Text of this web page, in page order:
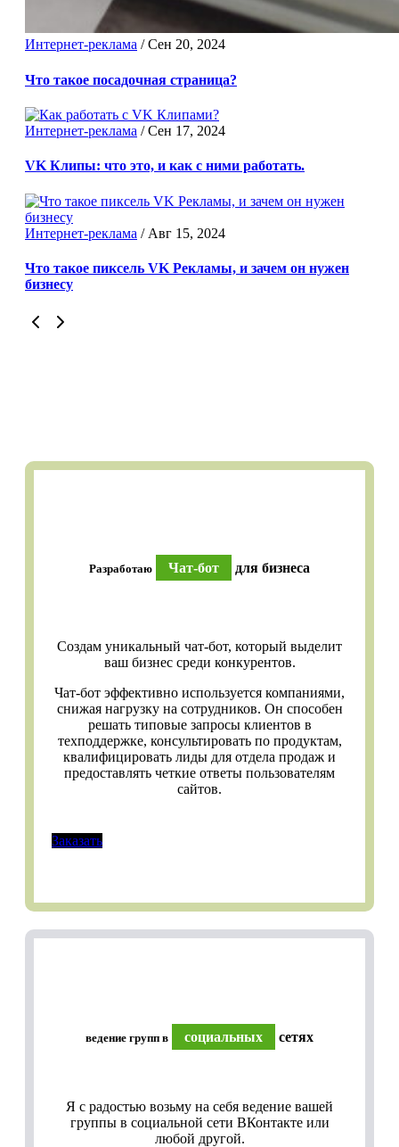
Интернет-реклама /Сен 20, 2024
Что такое посадочная страница?
Интернет-реклама /Сен 17, 2024
VK Клипы: что это, и как с ними работать.
Интернет-реклама / Авг 15, 2024
Что такое пиксель VK Рекламы, и зачем он нужен
бизнесу
Разработаю Чат-бот для бизнеса
Создам уникальный чат-бот, который выделит
ваш бизнес среди конкурентов.
Чат-бот эффективно используется компаниями,
снижая нагрузку на сотрудников. Он способен
решать типовые запросы клиентов в
техподдержке, консультировать по продуктам,
квалифицировать лиды для отдела продаж и
предоставлять четкие ответы пользователям
сайтов.
Заказать
ведение групп в социальных сетях
Я с радостью возьму на себя ведение вашей
группы в социальной сети ВКонтакте или
любой другой.